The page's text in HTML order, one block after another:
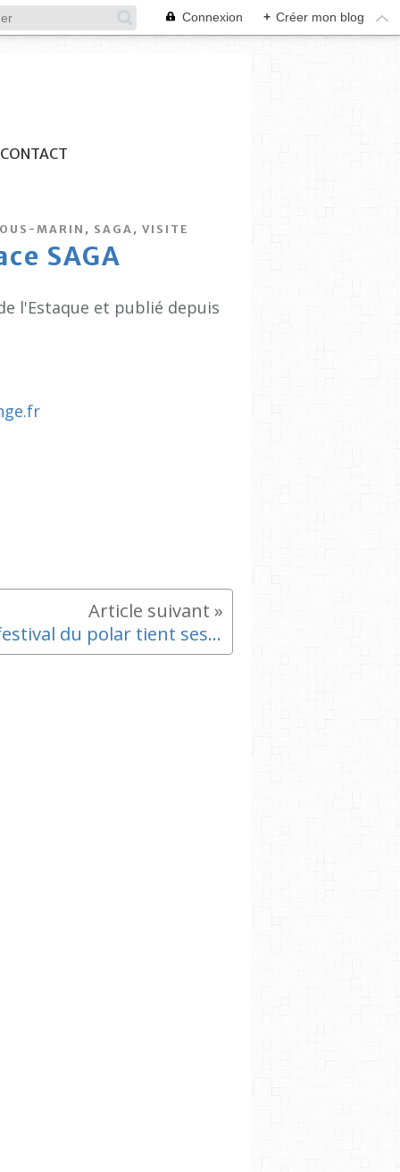
Connexion + Créer mon blog
CONTACT
MARIN , SAGA , VISITE
SAGA
l'Estaque et publié depuis
Le festival du polar tient ses promesses